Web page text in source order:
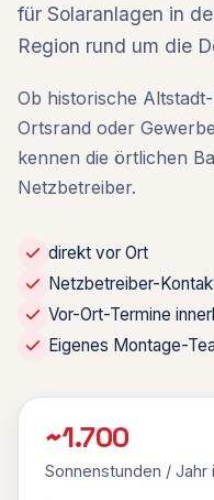
für Solaranlagen in
Region rund um die
Ob historische
Ortsrand oder
kennen die örtlichen
Netzbetreiber.
direkt vor Ort
Netzbetreiber-
Vor-Ort-Termine
Eigenes Montage-
~1.700
Sonnenstunden / Jahr